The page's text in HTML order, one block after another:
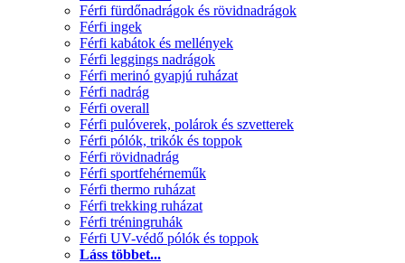
Férfi fürdőnadrágok és rövidnadrágok
Férfi ingek
Férfi kabátok és mellények
Férfi leggings nadrágok
Férfi merinó gyapjú ruházat
Férfi nadrág
Férfi overall
Férfi pulóverek, polárok és szvetterek
Férfi pólók, trikók és toppok
Férfi rövidnadrág
Férfi sportfehérneműk
Férfi thermo ruházat
Férfi trekking ruházat
Férfi tréningruhák
Férfi UV-védő pólók és toppok
Láss többet...